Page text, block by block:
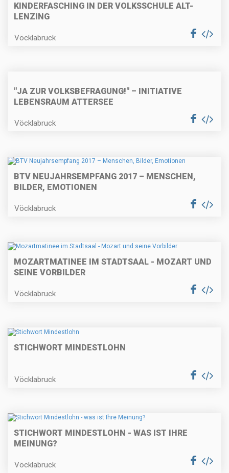
KINDERFASCHING IN DER VOLKSSCHULE ALT-
LENZING
Vöcklabruck
"JA ZUR VOLKSBEFRAGUNG!" – INITIATIVE
LEBENSRAUM ATTERSEE
Vöcklabruck
BTV NEUJAHRSEMPFANG 2017 – MENSCHEN,
BILDER, EMOTIONEN
Vöcklabruck
MOZARTMATINEE IM STADTSAAL - MOZART UND
SEINE VORBILDER
Vöcklabruck
STICHWORT MINDESTLOHN
Vöcklabruck
STICHWORT MINDESTLOHN - WAS IST IHRE
MEINUNG?
Vöcklabruck